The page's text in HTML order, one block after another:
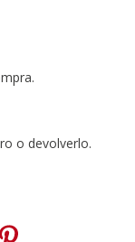
o devolverlo.